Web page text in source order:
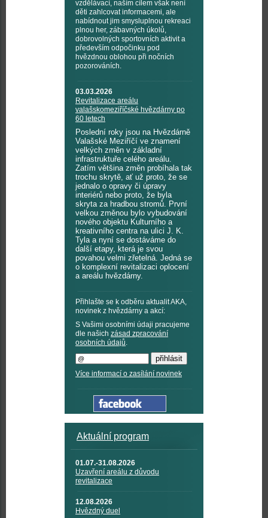
vzdělávací, naším cílem však není
děti zahlcovat informacemi, ale
nabídnout jim smysluplnou rekreaci
plnou her, zábavných úkolů,
dobrovolných sportovních aktivit a
především odpočinku pod
hvězdnou oblohou při nočních
pozorováních.
03.03.2026
Revitalizace areálu
valašskomeziříčské hvězdárny po
60 letech
Poslední roky jsou na Hvězdárně
Valašské Meziříčí ve znamení
velkých změn v základní
infrastruktuře celého areálu.
Zatím většina změn probíhala tak
trochu skrytě, ať už proto, že se
jednalo o opravy či úpravy
interiérů nebo proto, že byla
skryta za hradbou stromů. První
velkou změnou bylo vybudování
nového objektu Kulturního a
kreativního centra na ulici J. K.
Tyla a nyní se dostáváme do
další etapy, která je svou
povahou velmi zřetelná. Jedná se
o komplexní revitalizaci oplocení
a areálu hvězdárny.
Přihlašte se k odběru aktualit AKA,
novinek z hvězdárny a akcí:
S Vašimi osobními údaji pracujeme
dle našich zásad zpracování
osobních údajů.
Více informací o zasílání novinek
Aktuální program
01.07.-31.08.2026
Uzavření areálu z důvodu
revitalizace
12.08.2026
Hvězdný duel